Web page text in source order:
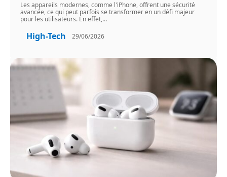
Les appareils modernes, comme l'iPhone, offrent une sécurité
avancée, ce qui peut parfois se transformer en un défi majeur
pour les utilisateurs. En effet,…
High-Tech 29/06/2026